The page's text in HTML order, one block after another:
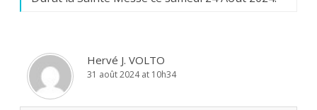
Hervé J. VOLTO
31 août 2024 at 10h34